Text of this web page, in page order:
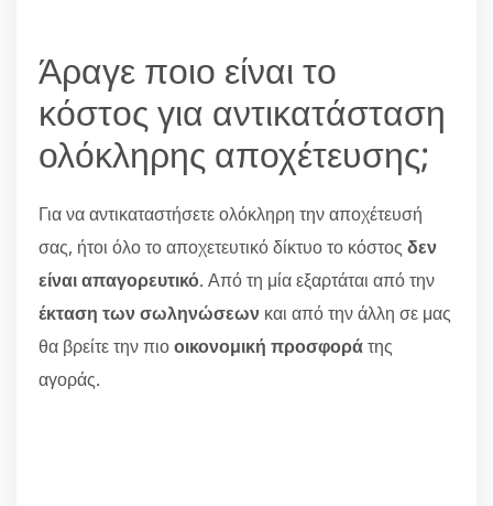
Άραγε ποιο είναι το
κόστος για αντικατάσταση
ολόκληρης αποχέτευσης;
Για να αντικαταστήσετε ολόκληρη την αποχέτευσή
σας, ήτοι όλο το αποχετευτικό δίκτυο το κόστος δεν
είναι απαγορευτικό. Από τη μία εξαρτάται από την
έκταση των σωληνώσεων και από την άλλη σε μας
θα βρείτε την πιοοικονομική προσφοράτης
αγοράς.